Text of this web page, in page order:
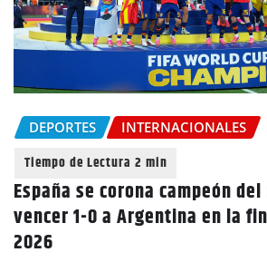
DEPORTES INTERNACIONALES
España se corona campeón
vencer 1-0 a Argentina en la
2026